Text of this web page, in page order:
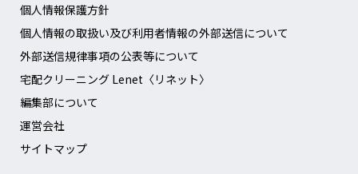
個人情報保護方針
個人情報の取扱い及び利用者情報の外部送信について
外部送信規律事項の公表等について
宅配クリーニング Lenet〈リネット〉
編集部について
運営会社
サイトマップ